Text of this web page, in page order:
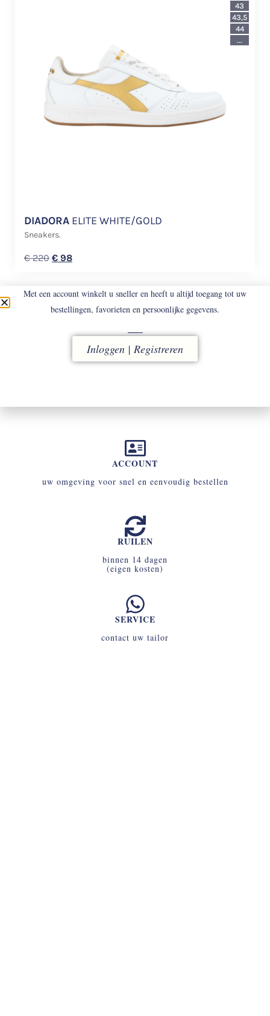
DIADORA ELITE WHITE/GOLD
Sneakers.
€220 € 98
43
43,5
44
...
LEVERING
ACCOUNT
uw omgeving voor snel en eenvoudig bestellen
RUILEN
binnen 14 dagen
(eigen kosten)
SERVICE
contact uw tailor
Met een account winkelt u sneller en heeft u altijd toegang tot uw
bestellingen, favorieten en persoonlijke gegevens.
Inloggen | Registreren